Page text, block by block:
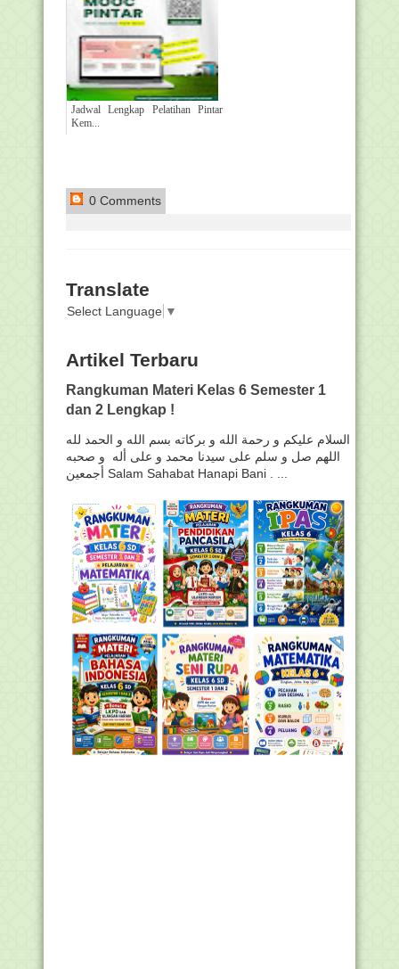
Jadwal Lengkap Pelatihan Pintar
Kem...
0 Comments
Translate
Select Language ▼
Artikel Terbaru
Rangkuman Materi Kelas 6 Semester 1
dan 2 Lengkap !
السلام عليكم و رحمة الله و بركاته بسم الله و الحمد لله
اللهم صل و سلم على سيدنا محمد و على أله و صحبه
أجمعين Salam Sahabat Hanapi Bani . ...